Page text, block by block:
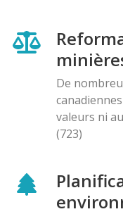
De
valeurs ni
(723)